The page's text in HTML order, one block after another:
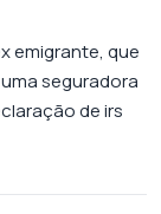
emigrante, que
seguradora
de irs